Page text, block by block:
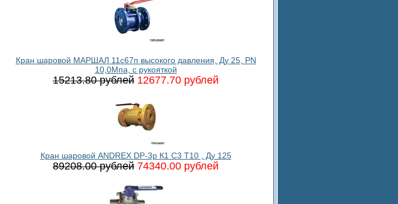
Кран шаровой МАРШАЛ 11c67п высокого давления, Ду 25, PN
10,0Мпа, с рукояткой
15213.80 рублей 12677.70 рублей
Кран шаровой ANDREX DP-3p К1 C3 T10 , Ду 125
89208.00 рублей 74340.00 рублей